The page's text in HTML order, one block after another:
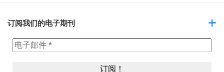
订阅我们的电子期刊